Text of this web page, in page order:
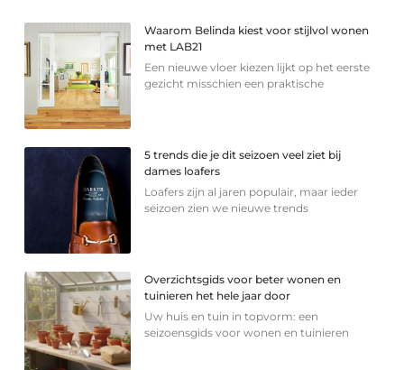
Waarom Belinda kiest voor stijlvol wonen
met LAB21
Een nieuwe vloer kiezen lijkt op het eerste
gezicht misschien een praktische
5 trends die je dit seizoen veel ziet bij
dames loafers
Loafers zijn al jaren populair, maar ieder
seizoen zien we nieuwe trends
Overzichtsgids voor beter wonen en
tuinieren het hele jaar door
Uw huis en tuin in topvorm: een
seizoensgids voor wonen en tuinieren